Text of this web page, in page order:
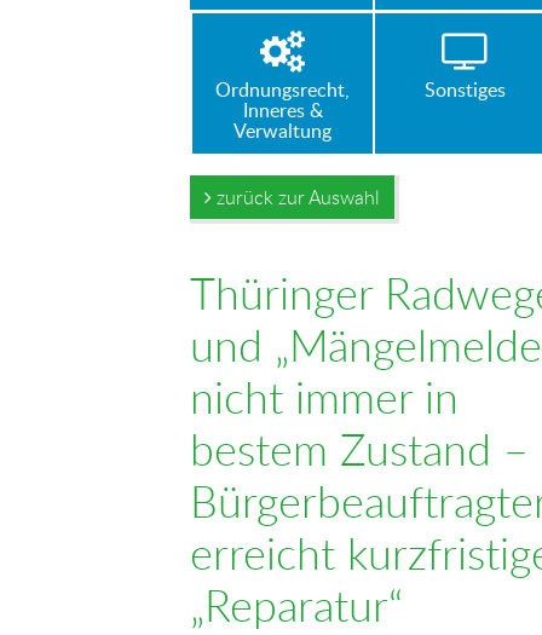
Ordnungsrecht,
Inneres &
Verwaltung
Sonstiges
zurück zur Auswahl
Thüringer
und
nicht immer in
bestem Zustand –
erreicht
„Reparatur“